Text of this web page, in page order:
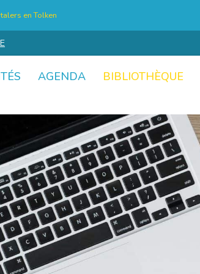
en Tolken
AGENDA BIBLIOTHÈQUE